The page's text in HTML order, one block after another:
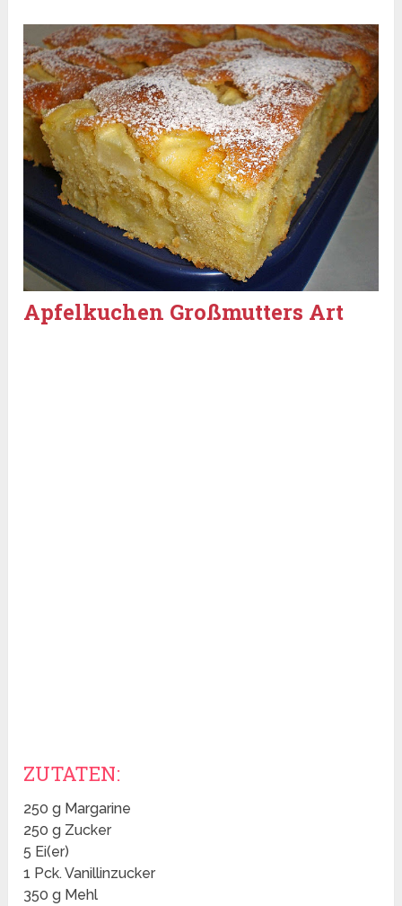
Apfelkuchen Großmutters Art
ZUTATEN:
250 g Margarine
250 g Zucker
5 Ei(er)
1 Pck. Vanillinzucker
350 g Mehl